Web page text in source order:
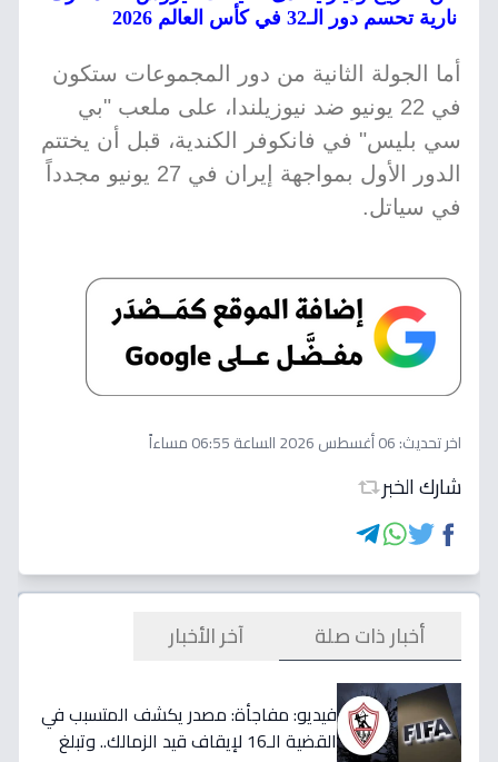
نارية تحسم دور الـ32 في كأس العالم 2026
أما الجولة الثانية من دور المجموعات ستكون
في 22 يونيو ضد نيوزيلندا، على ملعب "بي
سي بليس" في فانكوفر الكندية، قبل أن يختتم
الدور الأول بمواجهة إيران في 27 يونيو مجدداً
في سياتل.
اخر تحديث:06 أغسطس 2026 الساعة 06:55 مساءاً
شارك الخبر
أخبار ذات صلة آخر الأخبار
فيديو: مفاجأة: مصدر يكشف المتسبب في
القضية الـ16 لإيقاف قيد الزمالك.. وتبلغ